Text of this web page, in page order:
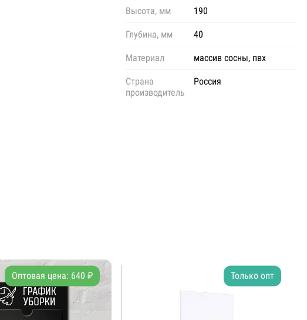
Высота, мм 190
Глубина, мм 40
Материал массив сосны, пвх
Страна
производитель
Россия
Оптовая цена: 640 ₽ Только опт